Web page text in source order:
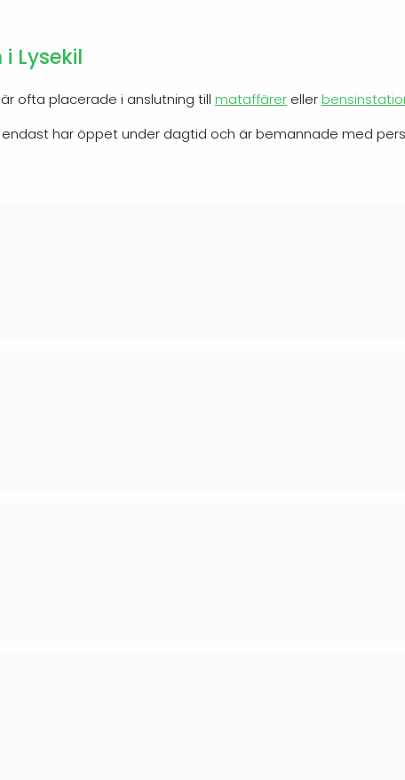
Lysekil
ofta placerade i anslutning till mataffärer eller
har öppet under dagtid och är bemannade med